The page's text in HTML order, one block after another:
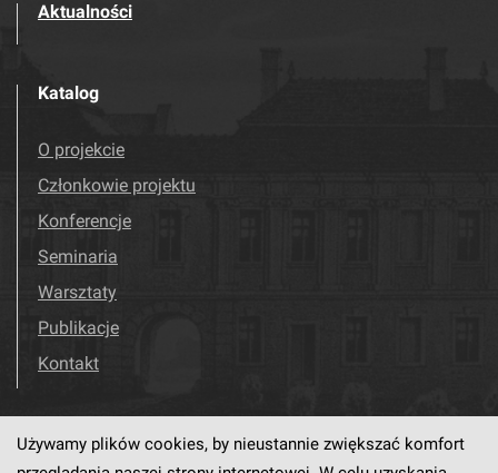
Aktualności
Katalog
O projekcie
Członkowie projektu
Konferencje
Seminaria
Warsztaty
Publikacje
Kontakt
Odwiedź nas! Facebook
Używamy plików cookies, by nieustannie zwiększać komfort